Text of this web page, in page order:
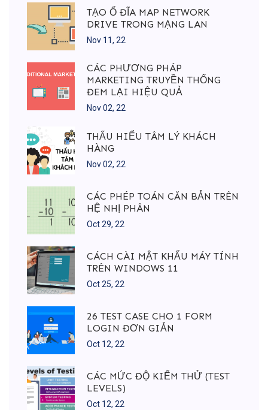
TẠO Ổ ĐĨA MAP NETWORK
DRIVE TRONG MẠNG LAN
Nov 11, 22
CÁC PHƯƠNG PHÁP
MARKETING TRUYỀN THỐNG
ĐEM LẠI HIỆU QUẢ
Nov 02, 22
THẤU HIỂU TÂM LÝ KHÁCH
HÀNG
Nov 02, 22
CÁC PHÉP TOÁN CĂN BẢN TRÊN
HỆ NHỊ PHÂN
Oct 29, 22
CÁCH CÀI MẬT KHẨU MÁY TÍNH
TRÊN WINDOWS 11
Oct 25, 22
26 TEST CASE CHO 1 FORM
LOGIN ĐƠN GIẢN
Oct 12, 22
CÁC MỨC ĐỘ KIỂM THỬ (TEST
LEVELS)
Oct 12, 22